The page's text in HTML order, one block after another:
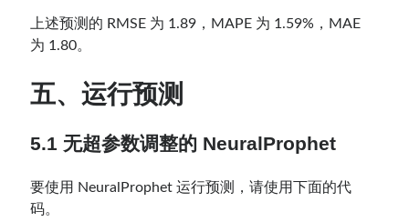
上述预测的 RMSE 为 1.89，MAPE 为 1.59%，MAE
为 1.80。
五、运行预测
5.1 无超参数调整的 NeuralProphet
要使用 NeuralProphet 运行预测，请使用下面的代
码。